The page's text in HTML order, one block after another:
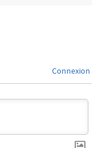
Connexion